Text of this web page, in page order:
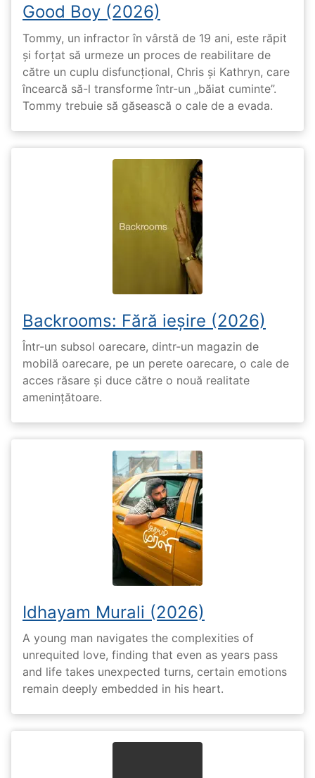
Good Boy (2026)
Tommy, un infractor în vârstă de 19 ani, este răpit
și forțat să urmeze un proces de reabilitare de
către un cuplu disfuncțional, Chris și Kathryn, care
încearcă să-l transforme într-un „băiat cuminte”.
Tommy trebuie să găsească o cale de a evada.
Backrooms: Fără ieșire (2026)
Într-un subsol oarecare, dintr-un magazin de
mobilă oarecare, pe un perete oarecare, o cale de
acces răsare și duce către o nouă realitate
amenințătoare.
Idhayam Murali (2026)
A young man navigates the complexities of
unrequited love, finding that even as years pass
and life takes unexpected turns, certain emotions
remain deeply embedded in his heart.